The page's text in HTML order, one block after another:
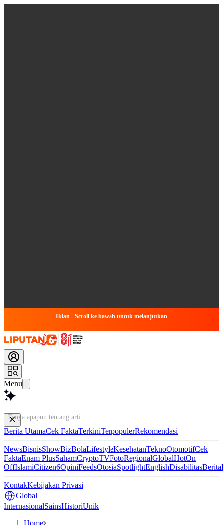
Iklan - Scroll ke bawah untuk melanjutkan
Menu
Tanya apapun tentang artikel ini...
Berita UtamaCek FaktaTerkiniTerpopulerRekomendasi
NewsBisnisShowBizBolaLifestyleKesehatanTeknoOtomotifCek
FaktaEnam PlusSahamCryptoTVFotoRegionalGlobalHotOn
OffIslamiCitizen6OpiniFeedsOtosiaSpotlightEnglishDisabilitasBerita
KontakKebijakan Privasi
Global
InternasionalSainsHistoriUnik
Home